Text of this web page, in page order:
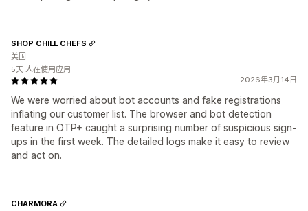
2026年3月14日
We were worried about bot accounts and fake registrations
inflating our customer list. The browser and bot detection
feature in OTP+ caught a surprising number of suspicious sign-
ups in the first week. The detailed logs make it easy to review
and act on.
SHOP CHILL CHEFS
美国
5天 人在使用应用
CHARMORA